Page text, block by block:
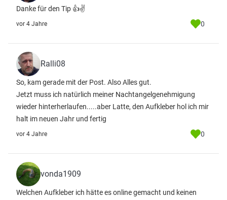
Danke für den Tip 👍✌
vor 4 Jahre 0
Ralli08
So, kam gerade mit der Post. Also Alles gut.
Jetzt muss ich natürlich meiner Nachtangelgenehmigung
wieder hinterherlaufen.....aber Latte, den Aufkleber hol ich mir
halt im neuen Jahr und fertig
vor 4 Jahre 0
vonda1909
Welchen Aufkleber ich hätte es online gemacht und keinen